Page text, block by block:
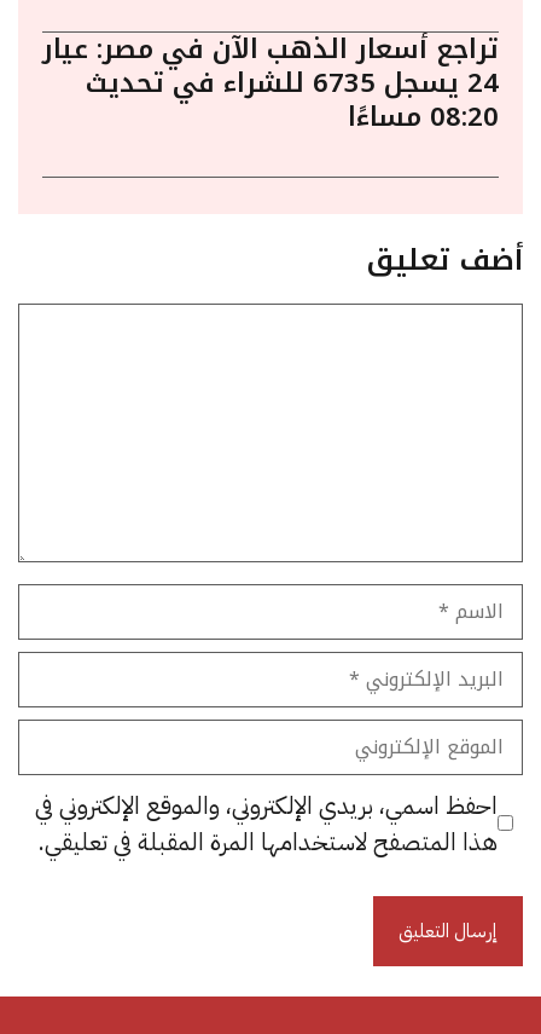
تراجع أسعار الذهب الآن في مصر: عيار
24 يسجل 6735 للشراء في تحديث
08:20 مساءًا
أضف تعليق
الاسم
البريد
الإلكتروني
الموقع
الإلكتروني
احفظ اسمي، بريدي الإلكتروني، والموقع الإلكتروني في
هذا المتصفح لاستخدامها المرة المقبلة في تعليقي.